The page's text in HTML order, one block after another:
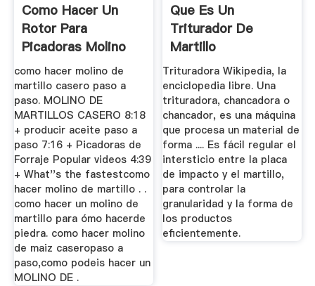
Como Hacer Un
Rotor Para
Picadoras Molino
Martillo
como hacer molino de
martillo casero paso a
paso. MOLINO DE
MARTILLOS CASERO 8:18
+ producir aceite paso a
paso 7:16 + Picadoras de
Forraje Popular videos 4:39
+ What''s the fastestcomo
hacer molino de martillo . .
como hacer un molino de
martillo para ómo hacerde
piedra. como hacer molino
de maiz caseropaso a
paso,como podeis hacer un
MOLINO DE .
Que Es Un
Triturador De
Martillo
Trituradora Wikipedia, la
enciclopedia libre. Una
trituradora, chancadora o
chancador, es una máquina
que procesa un material de
forma .... Es fácil regular el
intersticio entre la placa
de impacto y el martillo,
para controlar la
granularidad y la forma de
los productos
eficientemente.